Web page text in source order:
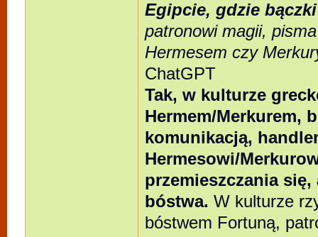
Egipcie, gdzie
patronowi magii,
Hermesem czy
ChatGPT
Tak, w kulturze
Hermem/Merkurem,
komunikacją,
Hermesowi/
przemieszczania
bóstwa. W kulturze
bóstwem Fortuną,